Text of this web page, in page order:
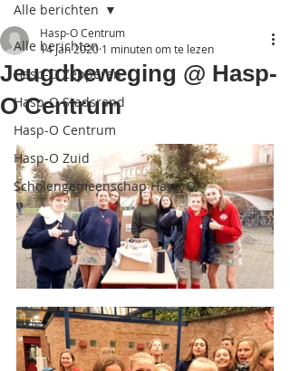
Alle berichten
Hasp-O Zepperen
Hasp-O Stadsrand
Hasp-O Centrum
Hasp-O Zuid
Scholengemeenschap Hasp-O
Alle berichten
Jeugdbeweging @ Hasp-
O Centrum
Hasp-O Centrum
14 jan 2020 1 minuten om te lezen